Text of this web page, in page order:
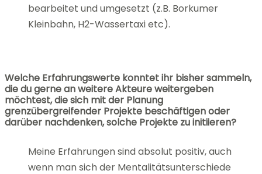
bearbeitet und umgesetzt (z.B. Borkumer
Kleinbahn, H2-Wassertaxi etc).
Welche Erfahrungswerte konntet ihr bisher sammeln,
die du gerne an weitere Akteure weitergeben
möchtest, die sich mit der Planung
grenzübergreifender Projekte beschäftigen oder
darüber nachdenken, solche Projekte zu initiieren?
Meine Erfahrungen sind absolut positiv, auch
wenn man sich der Mentalitätsunterschiede